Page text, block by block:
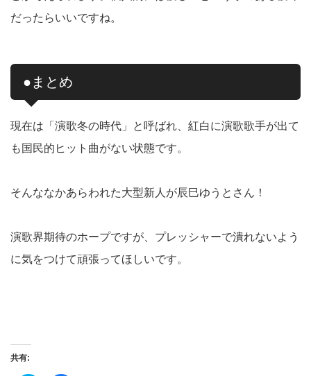
だったらいいですね。
●まとめ
現在は「演歌冬の時代」と呼ばれ、紅白に演歌歌手が出て
も国民的ヒット曲がない状態です。
そんななかあらわれた大型新人が辰巳ゆうとさん！
演歌界期待のホープですが、プレッシャーで潰れないよう
に気をつけて頑張ってほしいです。
共有: